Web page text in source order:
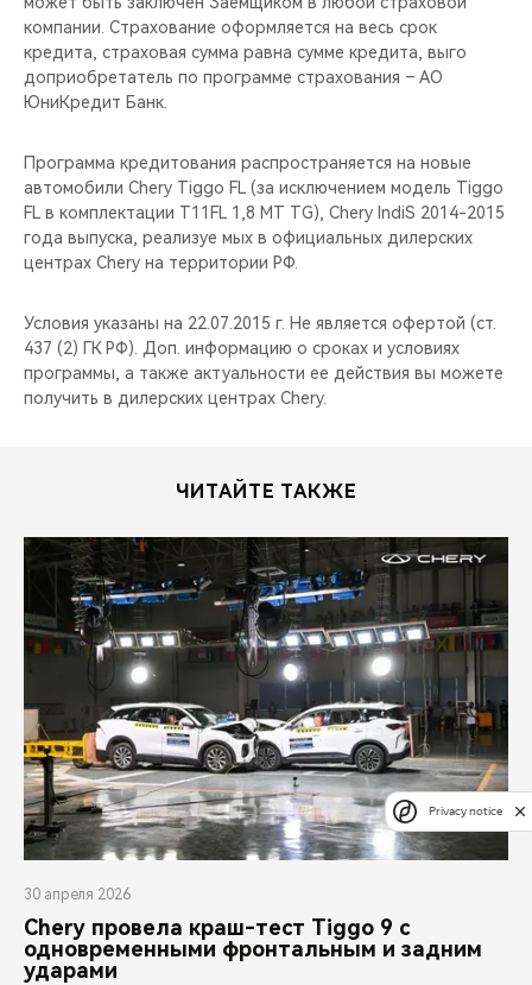
компании. Страхование оформляется на весь срок
кредита, страховая сумма равна сумме кредита, выго
доприобретатель по программе страхования – АО
ЮниКредит Банк.
Программа кредитования распространяется на новые
автомобили Chery Tiggo FL (за исключением модель Tiggo
FL в комплектации T11FL 1,8 MT TG), Chery IndiS 2014-2015
года выпуска, реализуе мых в официальных дилерских
центрах Chery на территории РФ.
Условия указаны на 22.07.2015 г. Не является офертой (ст.
437 (2) ГК РФ). Доп. информацию о сроках и условиях
программы, а также актуальности ее действия вы можете
получить в дилерских центрах Chery.
ЧИТАЙТЕ ТАКЖЕ
30 апреля 2026
Chery провела краш-тест Tiggo 9 с
одновременными фронтальным и задним
ударами
Privacy notice